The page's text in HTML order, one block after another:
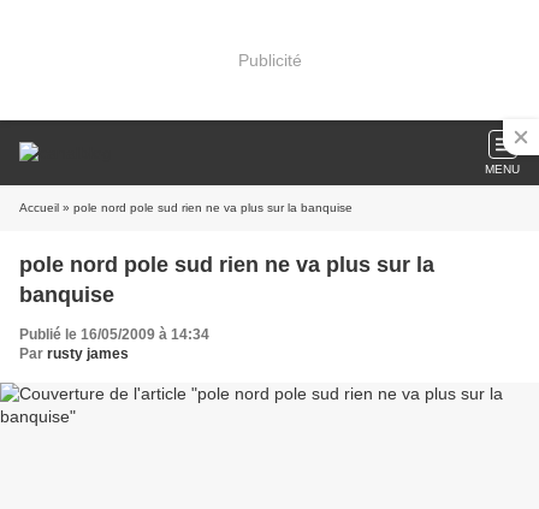
Publicité
MENU
Accueil » pole nord pole sud rien ne va plus sur la banquise
pole nord pole sud rien ne va plus sur la
banquise
Publié le 16/05/2009 à 14:34
Par rusty james